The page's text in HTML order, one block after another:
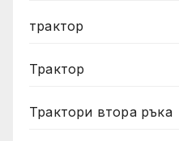
трактор
Трактор
Трактори втора ръка